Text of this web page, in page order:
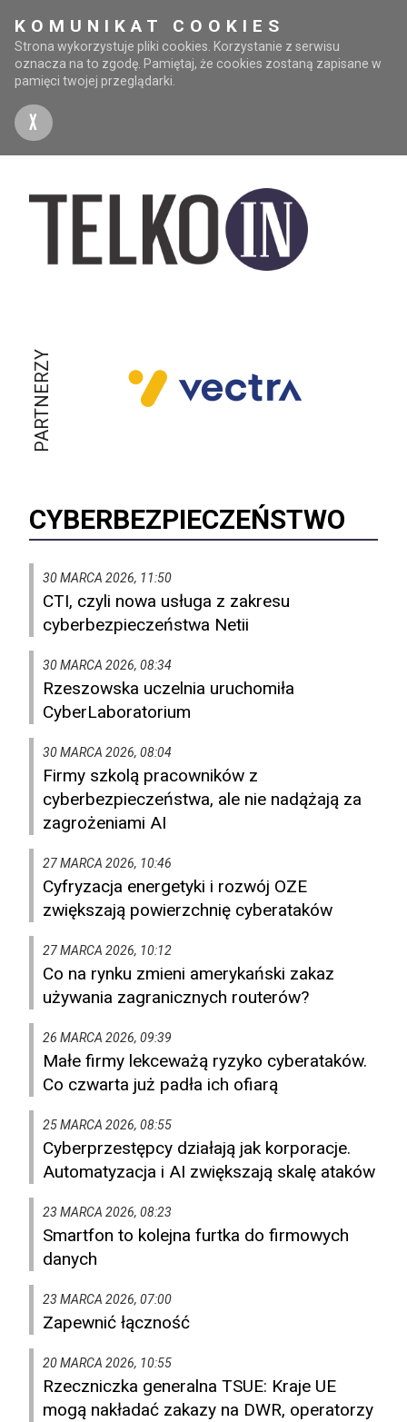
KOMUNIKAT COOKIES
Strona wykorzystuje pliki cookies. Korzystanie z serwisu
oznacza na to zgodę. Pamiętaj, że cookies zostaną zapisane w
pamięci twojej przeglądarki.
X
PARTNERZY
CYBERBEZPIECZEŃSTWO
30 MARCA 2026, 11:50
CTI, czyli nowa usługa z zakresu
cyberbezpieczeństwa Netii
30 MARCA 2026, 08:34
Rzeszowska uczelnia uruchomiła
CyberLaboratorium
30 MARCA 2026, 08:04
Firmy szkolą pracowników z
cyberbezpieczeństwa, ale nie nadążają za
zagrożeniami AI
27 MARCA 2026, 10:46
Cyfryzacja energetyki i rozwój OZE
zwiększają powierzchnię cyberataków
27 MARCA 2026, 10:12
Co na rynku zmieni amerykański zakaz
używania zagranicznych routerów?
26 MARCA 2026, 09:39
Małe firmy lekceważą ryzyko cyberataków.
Co czwarta już padła ich ofiarą
25 MARCA 2026, 08:55
Cyberprzestępcy działają jak korporacje.
Automatyzacja i AI zwiększają skalę ataków
23 MARCA 2026, 08:23
Smartfon to kolejna furtka do firmowych
danych
23 MARCA 2026, 07:00
Zapewnić łączność
20 MARCA 2026, 10:55
Rzeczniczka generalna TSUE: Kraje UE
mogą nakładać zakazy na DWR, operatorzy